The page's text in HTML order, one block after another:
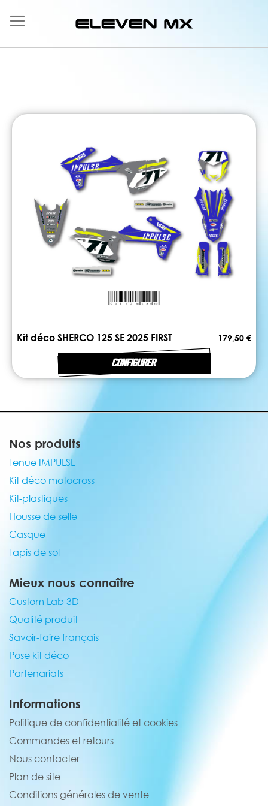
au
contenu
Kit déco SHERCO 125 SE 2025 FIRST 179,50 €
CONFIGURER
Nos produits
Tenue IMPULSE
Kit déco motocross
Kit-plastiques
Housse de selle
Casque
Tapis de sol
Mieux nous connaître
Custom Lab 3D
Qualité produit
Savoir-faire français
Pose kit déco
Partenariats
Informations
Politique de confidentialité et cookies
Commandes et retours
Nous contacter
Plan de site
Conditions générales de vente